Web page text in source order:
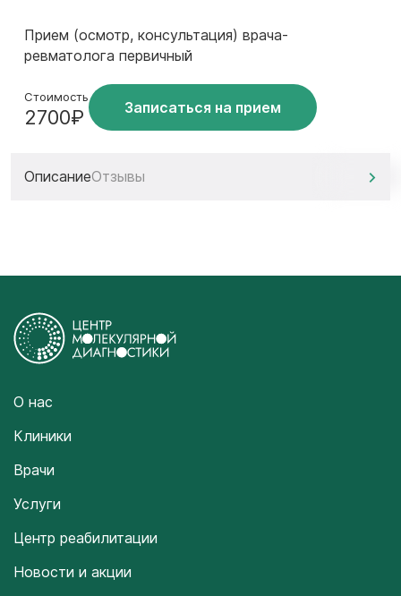
Прием (осмотр, консультация) врача-
ревматолога первичный
Стоимость
2700₽ Записаться на прием
ОписаниеОтзывы
О нас
Клиники
Врачи
Услуги
Центр реабилитации
Новости и акции